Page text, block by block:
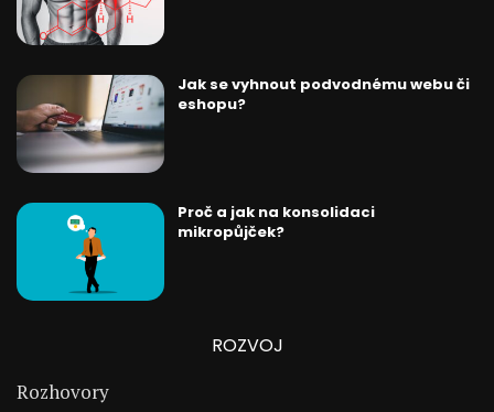
Jak se vyhnout podvodnému webu či
eshopu?
Proč a jak na konsolidaci
mikropůjček?
ROZVOJ
Rozhovory